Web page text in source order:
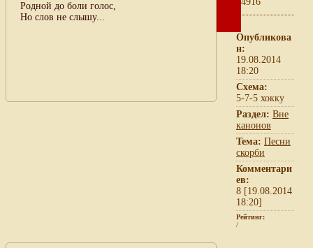
Родной до боли голос,
Но слов не слышу...
Опубликова
н:
19.08.2014
18:20
Схема:
5-7-5 хокку
Раздел: Вне
канонов
Тема: Песни
скорби
Комментари
ев:
8 [19.08.2014
18:20]
Рейтинг:
/